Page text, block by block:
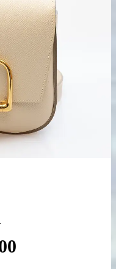
宅配買取の
お申込み